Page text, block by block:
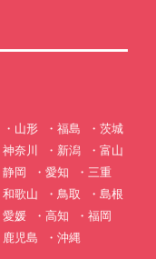
山形 福島
茨城
神奈川 新潟
富山
静岡 愛知
三重
和歌山 鳥取
島根
愛媛 高知
福岡
鹿児島 沖縄